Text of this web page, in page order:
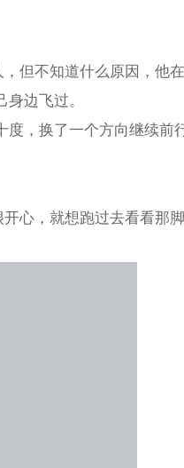
但不知道什么原因，他
边飞过。
，换了一个方向继续前
心，就想跑过去看看那脚